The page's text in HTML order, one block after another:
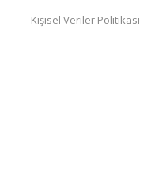
Kişisel Veriler Politikası